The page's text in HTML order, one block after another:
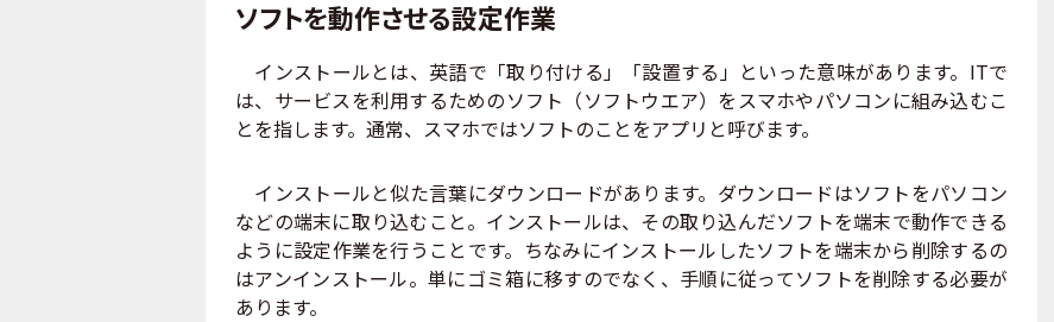
ソフトを動作させる設定作業
インストールとは、英語で「取り付ける」「設置する」といった意味があります。ITで
は、サービスを利用するためのソフト（ソフトウエア）をスマホやパソコンに組み込むこ
とを指します。通常、スマホではソフトのことをアプリと呼びます。
インストールと似た言葉にダウンロードがあります。ダウンロードはソフトをパソコン
などの端末に取り込むこと。インストールは、その取り込んだソフトを端末で動作できる
ように設定作業を行うことです。ちなみにインストールしたソフトを端末から削除するの
はアンインストール。単にゴミ箱に移すのでなく、手順に従ってソフトを削除する必要が
あります。